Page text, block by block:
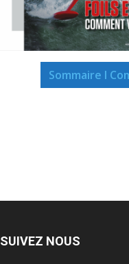
Sommaire I
SUIVEZ NOUS